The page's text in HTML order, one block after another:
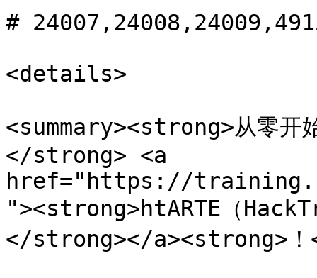
#
<details>
<summary><strong>从零开
</strong> <a
href="https://
"><strong>htARTE（
</strong></a><strong>！